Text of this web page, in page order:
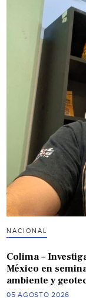
NACIONAL
Colima –
México en
ambiente y
05 AGOSTO 2026